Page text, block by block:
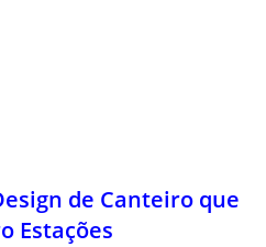
de Canteiro que
Estações